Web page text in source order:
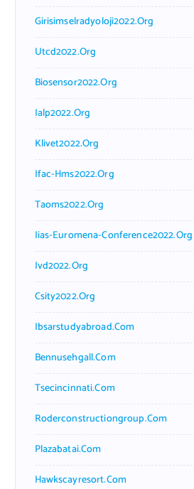
Girisimselradyoloji2022.org
Utcd2022.org
Biosensor2022.org
Ialp2022.org
Klivet2022.org
Ifac-Hms2022.org
Taoms2022.org
Iias-Euromena-Conference2022.org
Ivd2022.org
Csity2022.org
Ibsarstudyabroad.com
Bennusehgall.com
Tsecincinnati.com
Roderconstructiongroup.com
Plazabatai.com
Hawkscayresort.com